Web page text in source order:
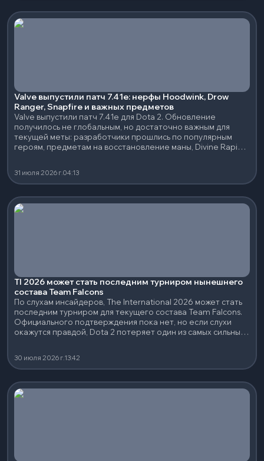
Valve выпустили патч 7.41e: нерфы Hoodwink, Drow
Ranger, Snapfire и важных предметов
Valve выпустили патч 7.41e для Dota 2. Обновление
получилось не глобальным, но достаточно важным для
текущей меты: разработчики прошлись по популярным
героям, предметам на восстановление маны, Divine Rapier
31 июля 2026 г.04:13
TI 2026 может стать последним турниром нынешнего
состава Team Falcons
По слухам инсайдеров, The International 2026 может стать
последним турниром для текущего состава Team Falcons.
Официального подтверждения пока нет, но если слухи
окажутся правдой, Dota 2 потеряет один из самых сильных
30 июля 2026 г.13:42